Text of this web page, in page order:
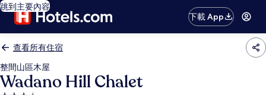
跳到主要內容
下載 App
查看所有住宿
整間山區木屋
Wadano Hill Chalet